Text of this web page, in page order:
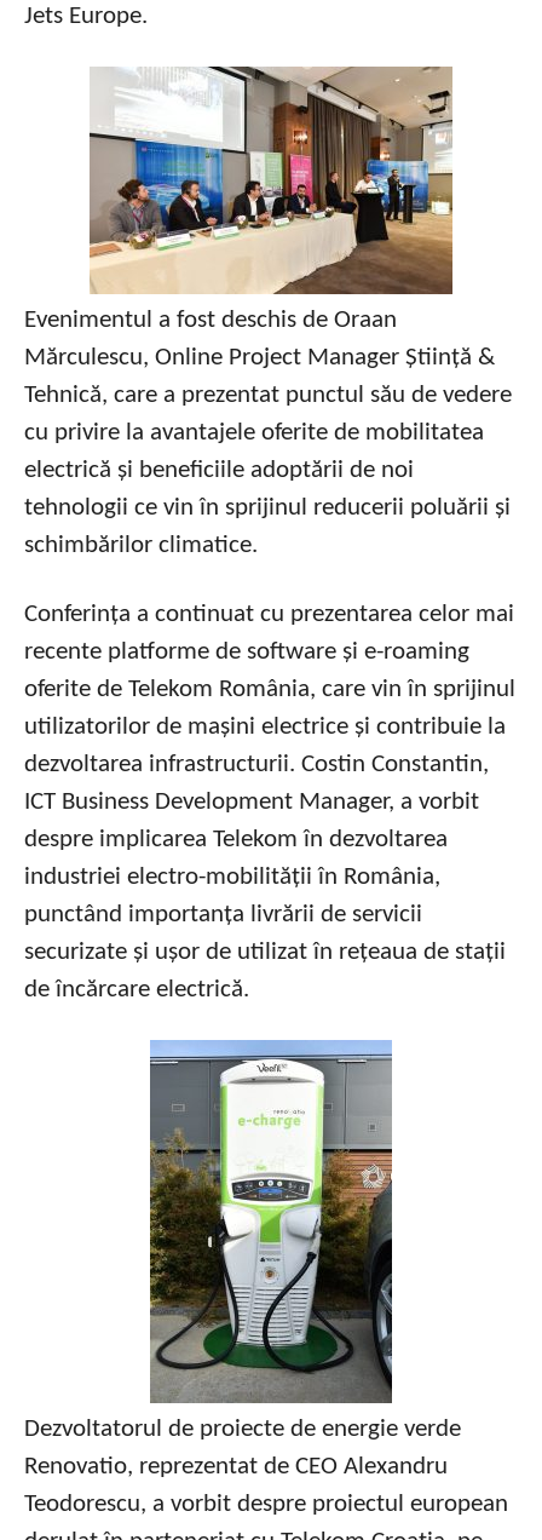
Jets Europe.
Evenimentul a fost deschis de Oraan
Mărculescu, Online Project Manager Știință &
Tehnică, care a prezentat punctul său de vedere
cu privire la avantajele oferite de mobilitatea
electrică și beneficiile adoptării de noi
tehnologii ce vin în sprijinul reducerii poluării și
schimbărilor climatice.
Conferința a continuat cu prezentarea celor mai
recente platforme de software și e-roaming
oferite de Telekom România, care vin în sprijinul
utilizatorilor de mașini electrice și contribuie la
dezvoltarea infrastructurii. Costin Constantin,
ICT Business Development Manager, a vorbit
despre implicarea Telekom în dezvoltarea
industriei electro-mobilității în România,
punctând importanța livrării de servicii
securizate și ușor de utilizat în rețeaua de stații
de încărcare electrică.
Dezvoltatorul de proiecte de energie verde
Renovatio, reprezentat de CEO Alexandru
Teodorescu, a vorbit despre proiectul european